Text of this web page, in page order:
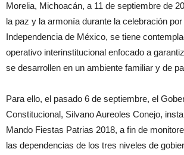
Morelia, Michoacán, a 11 de septiembre de
la paz y la armonía durante la celebración
Independencia de México, se tiene
operativo interinstitucional enfocado a
se desarrollen en un ambiente familiar y de
Para ello, el pasado 6 de septiembre, el
Constitucional, Silvano Aureoles Conejo,
Mando Fiestas Patrias 2018, a fin de
las dependencias de los tres niveles de